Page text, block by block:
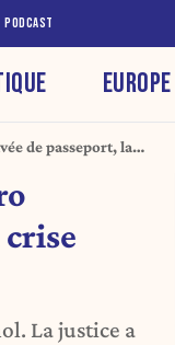
PODCAST
EUROPE
de passeport, la
La justice a